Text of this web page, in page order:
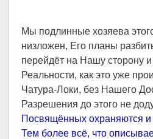
Мы подлинные хозяева
низложен, Его планы
перейдёт на Нашу сторону и
Реальности, как это уже
Чатура-Локи, без Нашего
Разрешения до этого не
Посвящённых охраняются и
Тем более всё, что